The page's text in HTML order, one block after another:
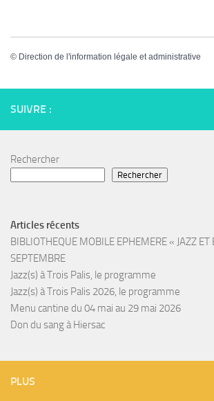
© Direction de l'information légale et administrative
SUIVRE :
Rechercher
Rechercher
Articles récents
BIBLIOTHEQUE MOBILE EPHEMERE « JAZZ
SEPTEMBRE
Jazz(s) à Trois Palis, le programme
Jazz(s) à Trois Palis 2026, le programme
Menu cantine du 04 mai au 29 mai 2026
Don du sang à Hiersac
PLUS